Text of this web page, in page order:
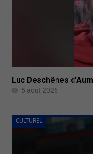
Luc Deschênes
5 août 2026
CULTUREL